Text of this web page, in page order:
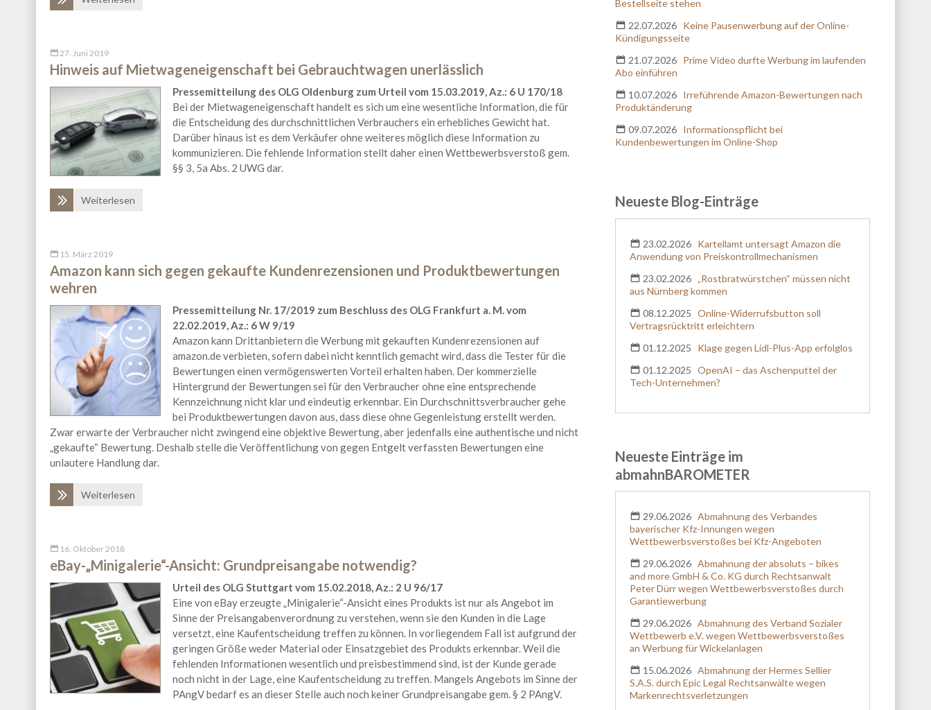
27. Juni 2019
Hinweis auf Mietwageneigenschaft bei Gebrauchtwagen unerlässlich
Pressemitteilung des OLG Oldenburg zum Urteil vom 15.03.2019, Az.: 6 U 170/18
Bei der Mietwageneigenschaft handelt es sich um eine wesentliche Information, die für
die Entscheidung des durchschnittlichen Verbrauchers ein erhebliches Gewicht hat.
Darüber hinaus ist es dem Verkäufer ohne weiteres möglich diese Information zu
kommunizieren. Die fehlende Information stellt daher einen Wettbewerbsverstoß gem.
§§ 3, 5a Abs. 2 UWG dar.
Weiterlesen
15. März 2019
Amazon kann sich gegen gekaufte Kundenrezensionen und Produktbewertungen
wehren
Pressemitteilung Nr. 17/2019 zum Beschluss des OLG Frankfurt a. M. vom
22.02.2019, Az.: 6 W 9/19
Amazon kann Drittanbietern die Werbung mit gekauften Kundenrezensionen auf
amazon.de verbieten, sofern dabei nicht kenntlich gemacht wird, dass die Tester für die
Bewertungen einen vermögenswerten Vorteil erhalten haben. Der kommerzielle
Hintergrund der Bewertungen sei für den Verbraucher ohne eine entsprechende
Kennzeichnung nicht klar und eindeutig erkennbar. Ein Durchschnittsverbraucher gehe
bei Produktbewertungen davon aus, dass diese ohne Gegenleistung erstellt werden.
Zwar erwarte der Verbraucher nicht zwingend eine objektive Bewertung, aber jedenfalls eine authentische und nicht
„gekaufte“ Bewertung. Deshalb stelle die Veröffentlichung von gegen Entgelt verfassten Bewertungen eine
unlautere Handlung dar.
Weiterlesen
16. Oktober 2018
eBay-„Minigalerie“-Ansicht: Grundpreisangabe notwendig?
Urteil des OLG Stuttgart vom 15.02.2018, Az.: 2 U 96/17
Eine von eBay erzeugte „Minigalerie“-Ansicht eines Produkts ist nur als Angebot im
Sinne der Preisangabenverordnung zu verstehen, wenn sie den Kunden in die Lage
versetzt, eine Kaufentscheidung treffen zu können. In vorliegendem Fall ist aufgrund der
geringen Größe weder Material oder Einsatzgebiet des Produkts erkennbar. Weil die
fehlenden Informationen wesentlich und preisbestimmend sind, ist der Kunde gerade
noch nicht in der Lage, eine Kaufentscheidung zu treffen. Mangels Angebots im Sinne der
PAngV bedarf es an dieser Stelle auch noch keiner Grundpreisangabe gem. § 2 PAngV.
Einwilligung zur Nutzung meiner Telefonnummer
bzw. E-Mail-Adresse kann ich jederzeit für die
Zukunft widerrufen, indem ich z. B. eine E-Mail an
datenschutzbeauftragter@kanzlei.biz
Datenschutzerklärung.
Bestellseite stehen
22.07.2026 Keine Pausenwerbung auf der Online-
Kündigungsseite
21.07.2026 Prime Video durfte Werbung im laufenden
Abo einführen
10.07.2026 Irreführende Amazon-Bewertungen nach
Produktänderung
09.07.2026 Informationspflicht bei
Kundenbewertungen im Online-Shop
Neueste Blog-Einträge
23.02.2026 Kartellamt untersagt Amazon die
Anwendung von Preiskontrollmechanismen
23.02.2026 „Rostbratwürstchen“ müssen nicht
aus Nürnberg kommen
08.12.2025 Online-Widerrufsbutton soll
Vertragsrücktritt erleichtern
01.12.2025
Klage gegen Lidl-Plus-App erfolglos
01.12.2025 OpenAI – das Aschenputtel der
Tech-Unternehmen?
Neueste Einträge im
abmahnBAROMETER
29.06.2026 Abmahnung des Verbandes
bayerischer Kfz-Innungen wegen
Wettbewerbsverstoßes bei Kfz-Angeboten
29.06.2026 Abmahnung der absoluts – bikes
and more GmbH & Co. KG durch Rechtsanwalt
Peter Dürr wegen Wettbewerbsverstoßes durch
Garantiewerbung
29.06.2026 Abmahnung des Verband Sozialer
Wettbewerb e.V. wegen Wettbewerbsverstoßes
an Werbung für Wickelanlagen
15.06.2026 Abmahnung der Hermes Sellier
S.A.S. durch Epic Legal Rechtsanwälte wegen
Markenrechtsverletzungen